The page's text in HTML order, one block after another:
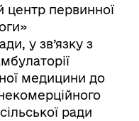
центр первинної
у зв’язку з
медицини до
ради